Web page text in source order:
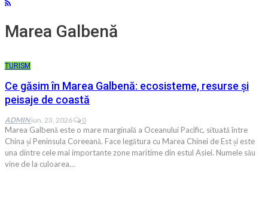
Marea Galbenă
TURISM
Ce găsim în Marea Galbenă: ecosisteme, resurse și
peisaje de coastă
ADMINiun. 23, 2026 0
Marea Galbenă este o mare marginală a Oceanului Pacific, situată între
China și Peninsula Coreeană. Face legătura cu Marea Chinei de Est și este
una dintre cele mai importante zone maritime din estul Asiei. Numele său
vine de la culoarea…